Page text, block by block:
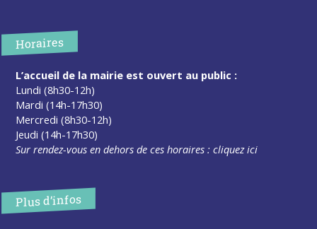
Horaires
L’accueil de la mairie est ouvert au public :
Lundi (8h30-12h)
Mardi (14h-17h30)
Mercredi (8h30-12h)
Jeudi (14h-17h30)
Sur rendez-vous en dehors de ces horaires :cliquez ici
Plus d’infos